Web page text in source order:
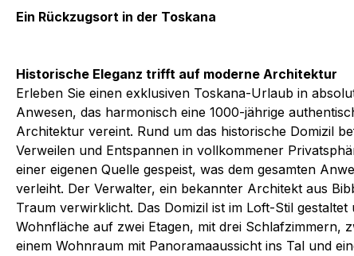
Ein Rückzugsort in der Toskana
Historische Eleganz trifft auf moderne Architektur
Erleben Sie einen exklusiven Toskana-Urlaub in
Anwesen, das harmonisch eine 1000-jährige
Architektur vereint. Rund um das historische Domizil
Verweilen und Entspannen in vollkommener
einer eigenen Quelle gespeist, was dem gesamten
verleiht. Der Verwalter, ein bekannter Architekt aus
Traum verwirklicht. Das Domizil ist im Loft-Stil
Wohnfläche auf zwei Etagen, mit drei Schlafzimmern,
einem Wohnraum mit Panoramaaussicht ins Tal und